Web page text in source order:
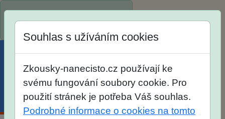
Menu Účet Košík
Souhlas s užíváním cookies
Zkousky-nanecisto.cz používají ke
svému fungování soubory cookie. Pro
použití stránek je potřeba Váš souhlas.
Podrobné informace o cookies na tomto